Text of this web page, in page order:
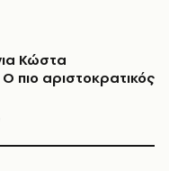
Κώστα
πιο αριστοκρατικός